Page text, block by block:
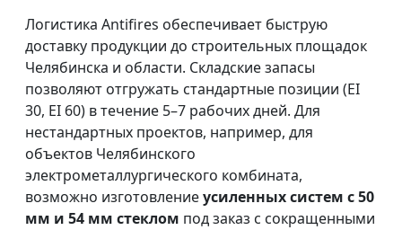
Логистика Antifires обеспечивает быструю
доставку продукции до строительных площадок
Челябинска и области. Складские запасы
позволяют отгружать стандартные позиции (EI
30, EI 60) в течение 5–7 рабочих дней. Для
нестандартных проектов, например, для
объектов Челябинского
электрометаллургического комбината,
возможно изготовлениеусиленных систем с 50
мм и 54 мм стеклом под заказ с сокращенными